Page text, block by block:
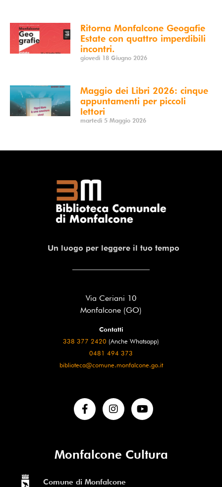
Ritorna Monfalcone Geogafie
Estate con quattro imperdibili
incontri.
giovedì 18 Giugno 2026
Maggio dei Libri 2026: cinque
appuntamenti per piccoli
lettori
martedì 5 Maggio 2026
Un luogo per leggere il tuo tempo
Via Ceriani 10
Monfalcone (GO)
Contatti
338 377 2420 (Anche Whatsapp)
0481 494 373
biblioteca@comune.monfalcone.go.it
Monfalcone Cultura
Comune di Monfalcone